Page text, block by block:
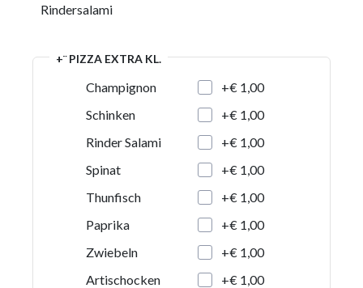
Rindersalami
+¨ PIZZA EXTRA KL.
Champignon
+€ 1,00
Schinken
+€ 1,00
Rinder Salami
+€ 1,00
Spinat
+€ 1,00
Thunfisch
+€ 1,00
Paprika
+€ 1,00
Zwiebeln
+€ 1,00
Artischocken
+€ 1,00